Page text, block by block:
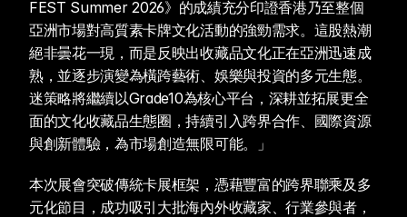
FEST Summer 2026》的成績充分印證香港乃至整個
亞洲市場對高質素卡牌文化活動的強勁需求。這股熱潮
絕非曇花一現，而是反映出收藏品文化正在亞洲迅速成
熟，並逐步演變為橫跨藝術、娛樂與投資的多元生態。
迷策略將繼續以Grade10為核心平台，深耕並拓展更全
面的文化收藏品生態圈，持續引入跨界合作、國際資源
與創新體驗，為市場創造無限可能。」
本次展會突破傳統卡展框架，憑藉豐富的跨界聯乘及多
元化節目，成功吸引大批海內外收藏家、行業參與者，